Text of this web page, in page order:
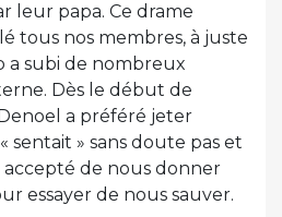
leur papa. Ce drame
tous nos membres, à juste
a subi de nombreux
Dès le début de
a préféré jeter
sentait » sans doute pas et
accepté de nous donner
essayer de nous sauver.